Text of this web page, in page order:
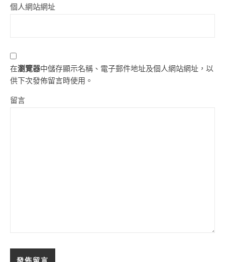
個人網站網址
在瀏覽器中儲存顯示名稱、電子郵件地址及個人網站網址，以
供下次發佈留言時使用。
留言